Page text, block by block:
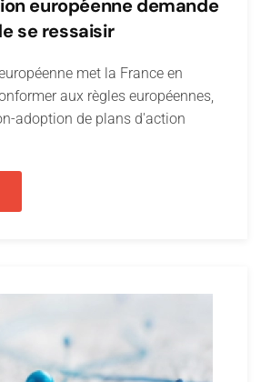
européenne demande
se ressaisir
met la France en
aux règles européennes,
adoption de plans d'action